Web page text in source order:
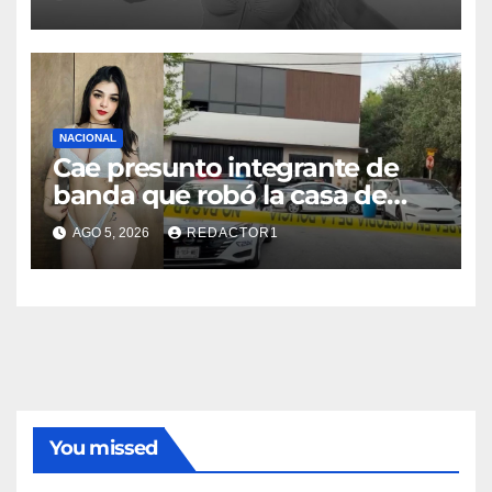
NACIONAL
Cae presunto integrante de
banda que robó la casa de
Karely Ruiz
AGO 5, 2026 REDACTOR1
You missed